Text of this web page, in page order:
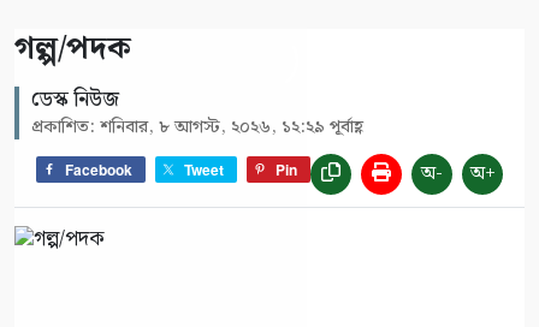
গল্প/পদক
ডেস্ক নিউজ
প্রকাশিত: শনিবার, ৮ আগস্ট, ২০২৬, ১২:২৯ পূর্বাহ্ণ
Facebook Tweet Pin অ- অ+